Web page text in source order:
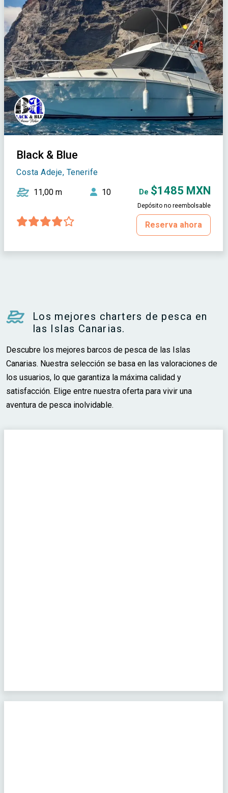
Black & Blue
Costa Adeje, Tenerife
11,00 m 10 De $1485 MXN
Depósito no reembolsable
Reserva ahora
Los mejores charters de pesca en
las Islas Canarias.
Descubre los mejores barcos de pesca de las Islas
Canarias. Nuestra selección se basa en las valoraciones de
los usuarios, lo que garantiza la máxima calidad y
satisfacción. Elige entre nuestra oferta para vivir una
aventura de pesca inolvidable.